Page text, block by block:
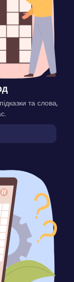
та слова,